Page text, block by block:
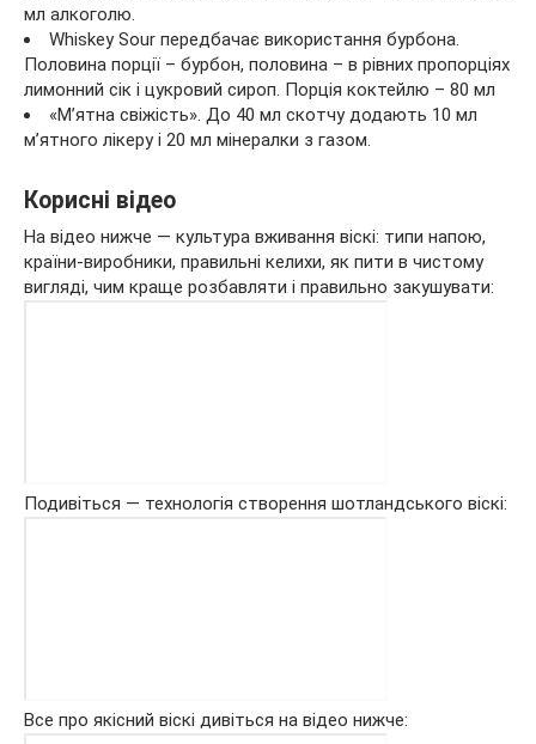
мл алкоголю.
Whiskey Sour передбачає використання бурбона.
Половина порції – бурбон, половина – в рівних пропорціях
лимонний сік і цукровий сироп. Порція коктейлю – 80 мл
«М’ятна свіжість». До 40 мл скотчу додають 10 мл
м’ятного лікеру і 20 мл мінералки з газом.
Корисні відео
На відео нижче — культура вживання віскі: типи напою,
країни-виробники, правильні келихи, як пити в чистому
вигляді, чим краще розбавляти і правильно закушувати:
Подивіться — технологія створення шотландського віскі:
Все про якісний віскі дивіться на відео нижче: